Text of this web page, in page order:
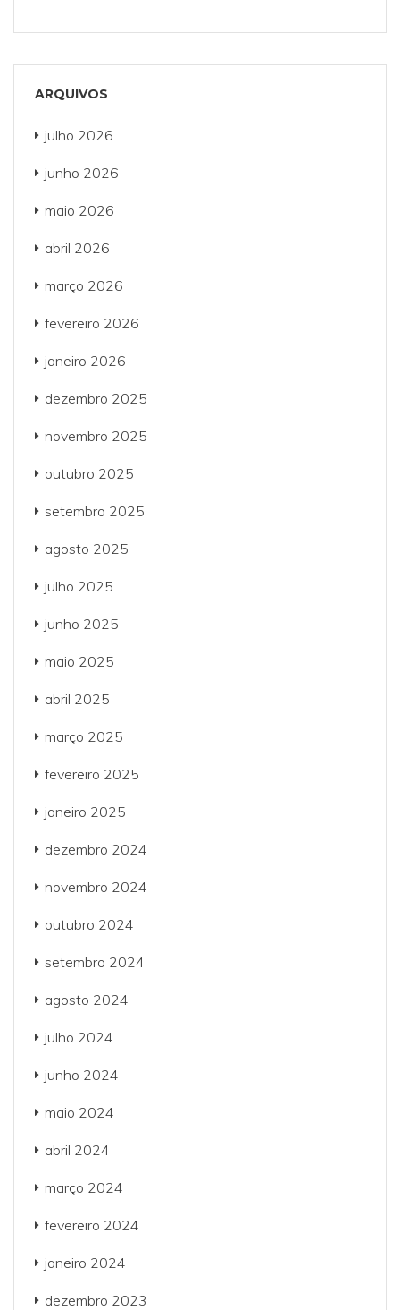
ARQUIVOS
julho 2026
junho 2026
maio 2026
abril 2026
março 2026
fevereiro 2026
janeiro 2026
dezembro 2025
novembro 2025
outubro 2025
setembro 2025
agosto 2025
julho 2025
junho 2025
maio 2025
abril 2025
março 2025
fevereiro 2025
janeiro 2025
dezembro 2024
novembro 2024
outubro 2024
setembro 2024
agosto 2024
julho 2024
junho 2024
maio 2024
abril 2024
março 2024
fevereiro 2024
janeiro 2024
dezembro 2023